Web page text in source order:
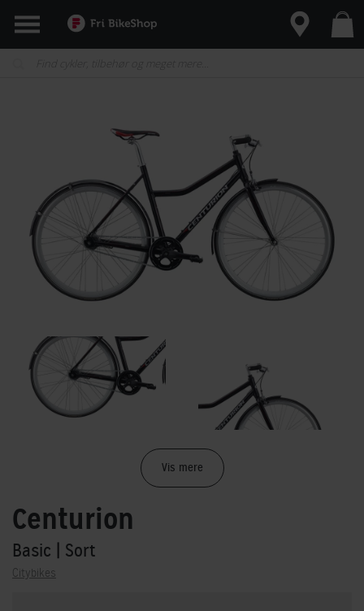
Vis mere
Centurion
Basic | Sort
Citybikes